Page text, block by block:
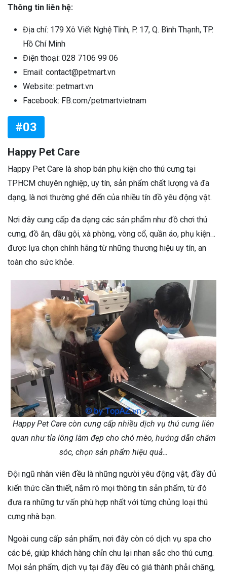
Thông tin liên hệ:
Địa chỉ: 179 Xô Viết Nghệ Tĩnh, P. 17, Q. Bình Thạnh, TP.
Hồ Chí Minh
Điện thoại: 028 7106 99 06
Email: contact@petmart.vn
Website: petmart.vn
Facebook: FB.com/petmartvietnam
#03
Happy Pet Care
Happy Pet Care là shop bán phụ kiện cho thú cưng tại
TPHCM chuyên nghiệp, uy tín, sản phẩm chất lượng và đa
dạng, là nơi thường ghé đến của nhiều tín đồ yêu động vật.
Nơi đây cung cấp đa dạng các sản phẩm như đồ chơi thú
cưng, đồ ăn, dầu gội, xà phòng, vòng cổ, quần áo, phụ kiện…
được lựa chọn chính hãng từ những thương hiệu uy tín, an
toàn cho sức khỏe.
Happy Pet Care còn cung cấp nhiều dịch vụ thú cưng liên
quan như tỉa lông làm đẹp cho chó mèo, hướng dẫn chăm
sóc, chọn sản phẩm hiệu quả…
Đội ngũ nhân viên đều là những người yêu động vật, đầy đủ
kiến thức cần thiết, nắm rõ mọi thông tin sản phẩm, từ đó
đưa ra những tư vấn phù hợp nhất với từng chủng loại thú
cưng nhà bạn.
Ngoài cung cấp sản phẩm, nơi đây còn có dịch vụ spa cho
các bé, giúp khách hàng chỉn chu lại nhan sắc cho thú cưng.
Mọi sản phẩm, dịch vụ tại đây đều có giá thành phải chăng,